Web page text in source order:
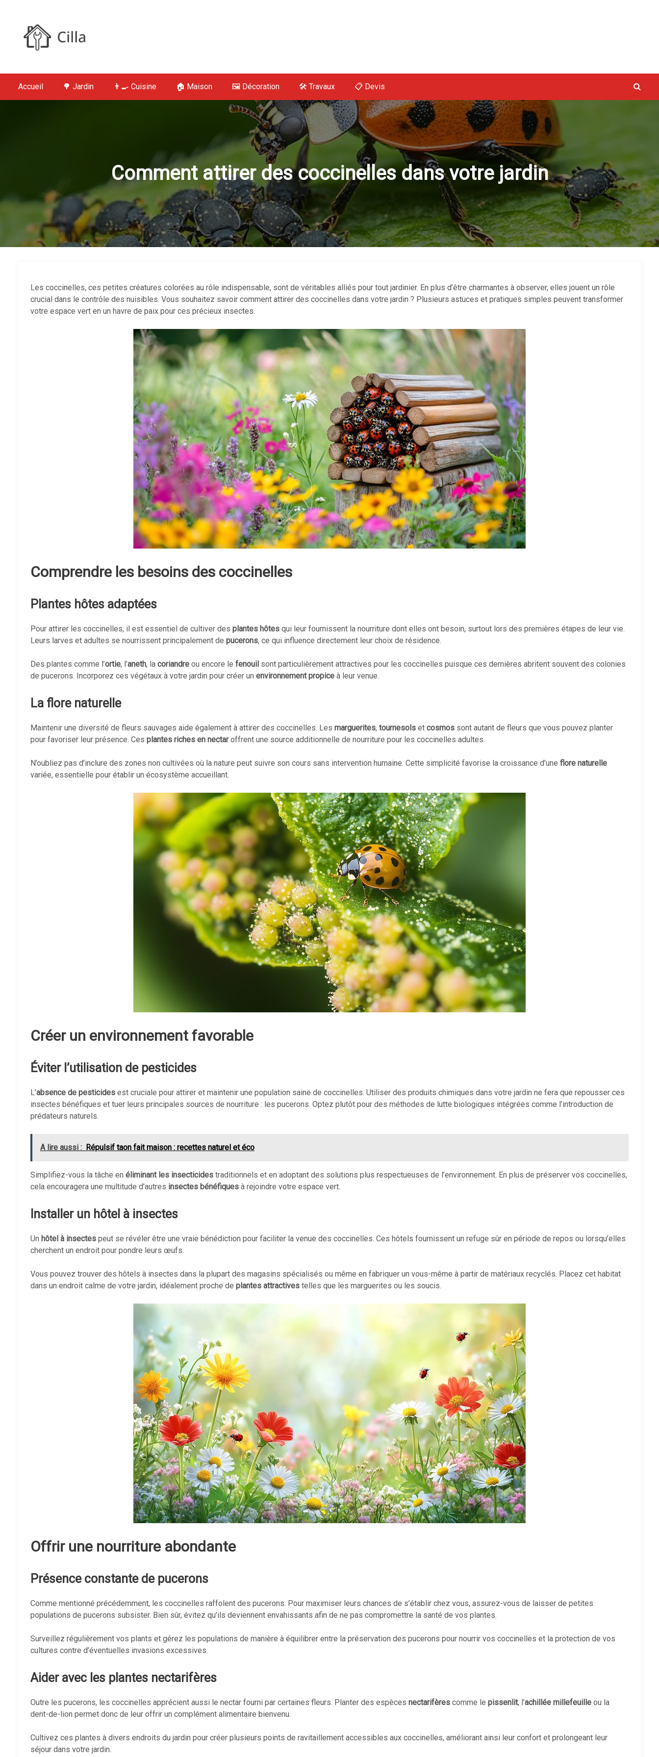
c
n
Cilla : Jardin, Maison, Déco, Travaux
Accueil 🌳 Jardin 👨‍🍳 Cuisine 🏠 Maison 🖼️ Décoration 🛠 Travaux 📋 Devis
Comment attirer des coccinelles dans votre jardin
Les coccinelles, ces petites créatures colorées au rôle indispensable, sont de véritables alliés pour tout jardinier. En plus d’être charmantes à observer, elles jouent un rôle
crucial dans le contrôle des nuisibles. Vous souhaitez savoir comment attirer des coccinelles dans votre jardin ? Plusieurs astuces et pratiques simples peuvent transformer
votre espace vert en un havre de paix pour ces précieux insectes.
Comprendre les besoins des coccinelles
Plantes hôtes adaptées
Pour attirer les coccinelles, il est essentiel de cultiver des plantes hôtes qui leur fournissent la nourriture dont elles ont besoin, surtout lors des premières étapes de leur vie.
Leurs larves et adultes se nourrissent principalement de pucerons, ce qui influence directement leur choix de résidence.
Des plantes comme l’ortie, l’aneth, la coriandre ou encore le fenouil sont particulièrement attractives pour les coccinelles puisque ces dernières abritent souvent des colonies
de pucerons. Incorporez ces végétaux à votre jardin pour créer un environnement propice à leur venue.
La flore naturelle
Maintenir une diversité de fleurs sauvages aide également à attirer des coccinelles. Les marguerites, tournesols et cosmos sont autant de fleurs que vous pouvez planter
pour favoriser leur présence. Ces plantes riches en nectaroffrent une source additionnelle de nourriture pour les coccinelles adultes.
N’oubliez pas d’inclure des zones non cultivées où la nature peut suivre son cours sans intervention humaine. Cette simplicité favorise la croissance d’une flore naturelle
variée, essentielle pour établir un écosystème accueillant.
Créer un environnement favorable
Éviter l’utilisation de pesticides
L’absence de pesticides est cruciale pour attirer et maintenir une population saine de coccinelles. Utiliser des produits chimiques dans votre jardin ne fera que repousser ces
insectes bénéfiques et tuer leurs principales sources de nourriture : les pucerons. Optez plutôt pour des méthodes de lutte biologiques intégrées comme l’introduction de
prédateurs naturels.
A lire aussi : Répulsif taon fait maison : recettes naturel et éco
Simplifiez-vous la tâche en éliminant les insecticides traditionnels et en adoptant des solutions plus respectueuses de l’environnement. En plus de préserver vos coccinelles,
cela encouragera une multitude d’autres insectes bénéfiques à rejoindre votre espace vert.
Installer un hôtel à insectes
Un hôtel à insectes peut se révéler être une vraie bénédiction pour faciliter la venue des coccinelles. Ces hôtels fournissent un refuge sûr en période de repos ou lorsqu’elles
cherchent un endroit pour pondre leurs œufs.
Vous pouvez trouver des hôtels à insectes dans la plupart des magasins spécialisés ou même en fabriquer un vous-même à partir de matériaux recyclés. Placez cet habitat
dans un endroit calme de votre jardin, idéalement proche de plantes attractives telles que les marguerites ou les soucis.
Offrir une nourriture abondante
Présence constante de pucerons
Comme mentionné précédemment, les coccinelles raffolent des pucerons. Pour maximiser leurs chances de s’établir chez vous, assurez-vous de laisser de petites
populations de pucerons subsister. Bien sûr, évitez qu’ils deviennent envahissants afin de ne pas compromettre la santé de vos plantes.
Surveillez régulièrement vos plants et gérez les populations de manière à équilibrer entre la préservation des pucerons pour nourrir vos coccinelles et la protection de vos
cultures contre d’éventuelles invasions excessives.
Aider avec les plantes nectarifères
Outre les pucerons, les coccinelles apprécient aussi le nectar fourni par certaines fleurs. Planter des espèces nectarifères comme le pissenlit, l’achillée millefeuille ou la
dent-de-lion permet donc de leur offrir un complément alimentaire bienvenu.
Cultivez ces plantes à divers endroits du jardin pour créer plusieurs points de ravitaillement accessibles aux coccinelles, améliorant ainsi leur confort et prolongeant leur
séjour dans votre jardin.